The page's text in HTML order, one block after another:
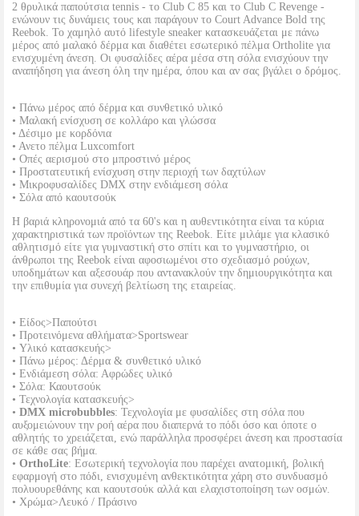
2 θρυλικά παπούτσια tennis - το Club C 85 και το Club C Revenge -
ενώνουν τις δυνάμεις τους και παράγουν το Court Advance Bold της
Reebok. Το χαμηλό αυτό lifestyle sneaker κατασκευάζεται με πάνω
μέρος από μαλακό δέρμα και διαθέτει εσωτερικό πέλμα Ortholite για
ενισχυμένη άνεση. Οι φυσαλίδες αέρα μέσα στη σόλα ενισχύουν την
αναπήδηση για άνεση όλη την ημέρα, όπου και αν σας βγάλει ο δρόμος.
• Πάνω μέρος από δέρμα και συνθετικό υλικό
• Μαλακή ενίσχυση σε κολλάρο και γλώσσα
• Δέσιμο με κορδόνια
• Ανετο πέλμα Luxcomfort
• Οπές αερισμού στο μπροστινό μέρος
• Προστατευτική ενίσχυση στην περιοχή των δαχτύλων
• Μικροφυσαλίδες DMX στην ενδιάμεση σόλα
• Σόλα από καουτσούκ
Η βαριά κληρονομιά από τα 60's και η αυθεντικότητα είναι τα κύρια
χαρακτηριστικά των προϊόντων της Reebok. Είτε μιλάμε για κλασικό
αθλητισμό είτε για γυμναστική στο σπίτι και το γυμναστήριο, οι
άνθρωποι της Reebok είναι αφοσιωμένοι στο σχεδιασμό ρούχων,
υποδημάτων και αξεσουάρ που αντανακλούν την δημιουργικότητα και
την επιθυμία για συνεχή βελτίωση της εταιρείας.
• Είδος>Παπούτσι
• Προτεινόμενα αθλήματα>Sportswear
• Υλικό κατασκευής>
• Πάνω μέρος: Δέρμα & συνθετικό υλικό
• Ενδιάμεση σόλα: Αφρώδες υλικό
• Σόλα: Καουτσούκ
• Τεχνολογία κατασκευής>
• DMX microbubbles: Τεχνολογία με φυσαλίδες στη σόλα που
αυξομειώνουν την ροή αέρα που διαπερνά το πόδι όσο και όποτε ο
αθλητής το χρειάζεται, ενώ παράλληλα προσφέρει άνεση και προστασία
σε κάθε σας βήμα.
• OrthoLite: Εσωτερική τεχνολογία που παρέχει ανατομική, βολική
εφαρμογή στο πόδι, ενισχυμένη ανθεκτικότητα χάρη στο συνδυασμό
πολυουρεθάνης και καουτσούκ αλλά και ελαχιστοποίηση των οσμών.
• Χρώμα>Λευκό / Πράσινο